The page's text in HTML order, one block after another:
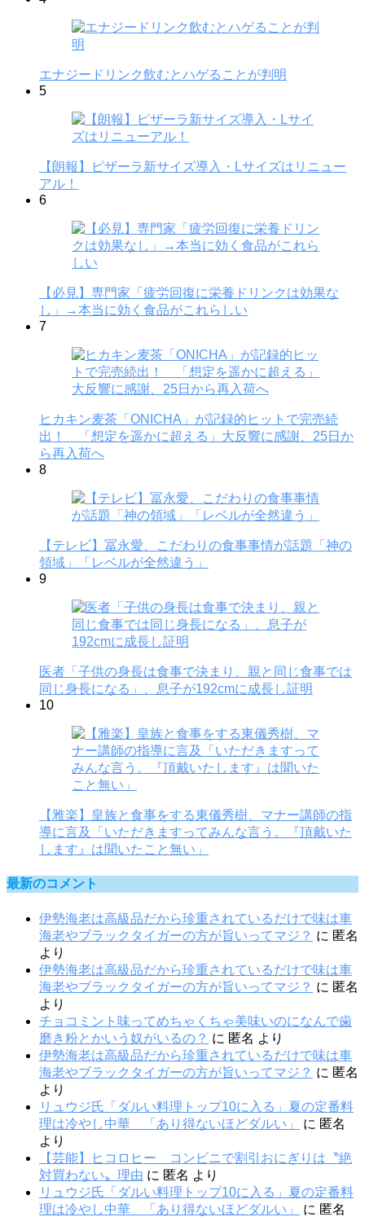
エナジードリンク飲むとハゲることが判明
5
【朗報】ピザーラ新サイズ導入・Lサイズはリニュー
アル！
6
【必見】専門家「疲労回復に栄養ドリンクは効果な
し」→本当に効く食品がこれらしい
7
ヒカキン麦茶「ONICHA」が記録的ヒットで完売続
出！ 「想定を遥かに超える」大反響に感謝、25日か
ら再入荷へ
8
【テレビ】冨永愛、こだわりの食事事情が話題「神の
領域」「レベルが全然違う」
9
医者「子供の身長は食事で決まり、親と同じ食事では
同じ身長になる」、息子が192cmに成長し証明
10
【雅楽】皇族と食事をする東儀秀樹、マナー講師の指
導に言及「いただきますってみんな言う。『頂戴いた
します』は聞いたこと無い」
最新のコメント
伊勢海老は高級品だから珍重されているだけで味は車
海老やブラックタイガーの方が旨いってマジ？ に 匿名
より
伊勢海老は高級品だから珍重されているだけで味は車
海老やブラックタイガーの方が旨いってマジ？ に 匿名
より
チョコミント味ってめちゃくちゃ美味いのになんで歯
磨き粉とかいう奴がいるの？ に 匿名 より
伊勢海老は高級品だから珍重されているだけで味は車
海老やブラックタイガーの方が旨いってマジ？ に 匿名
より
リュウジ氏「ダルい料理トップ10に入る」夏の定番料
理は冷やし中華 「あり得ないほどダルい」
に 匿名
より
【芸能】ヒコロヒー コンビニで割引おにぎりは〝絶
対買わない〟理由 に 匿名 より
リュウジ氏「ダルい料理トップ10に入る」夏の定番料
理は冷やし中華 「あり得ないほどダルい」
に 匿名